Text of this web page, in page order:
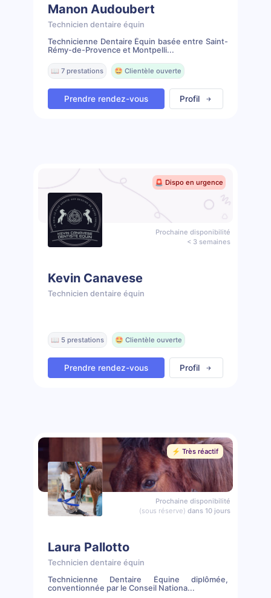
Manon Audoubert
Technicien dentaire équin
Technicienne Dentaire Équin basée entre Saint-
Rémy-de-Provence et Montpelli...
📖 7 prestations 🤩 Clientèle ouverte
Prendre rendez-vous Profil
🚨 Dispo en urgence
Prochaine disponibilité
< 3 semaines
Kevin Canavese
Technicien dentaire équin
📖 5 prestations 🤩 Clientèle ouverte
Prendre rendez-vous Profil
⚡️ Très réactif
Prochaine disponibilité
(sous réserve) dans 10 jours
Laura Pallotto
Technicien dentaire équin
Technicienne Dentaire Équine diplômée,
conventionnée par le Conseil Nationa...